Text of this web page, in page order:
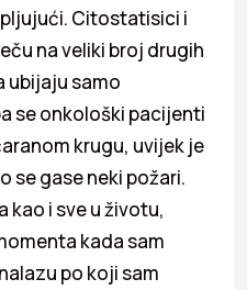
Citostatisici i
na veliki broj drugih
ubijaju samo
se onkološki pacijenti
krugu, uvijek je
se gase neki požari.
kao i sve u životu,
kada sam
po koji sam